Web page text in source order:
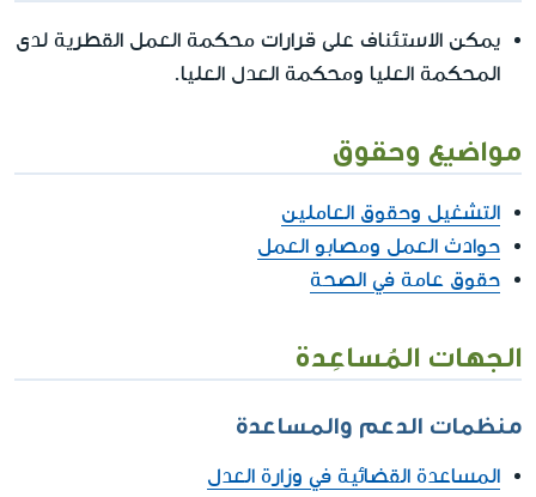
يمكن الاستئناف على قرارات محكمة العمل القطرية لدى
المحكمة العليا ومحكمة العدل العليا.
مواضيع وحقوق
التشغيل وحقوق العاملين
حوادث العمل ومصابو العمل
حقوق عامة في الصحة
الجهات المُساعِدة
منظمات الدعم والمساعدة
المساعدة القضائية في وزارة العدل